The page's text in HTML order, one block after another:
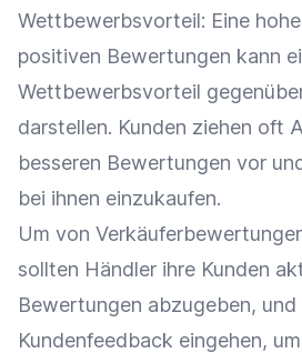
Wettbewerbsvorteil: Eine
positiven Bewertungen kann
Wettbewerbsvorteil
darstellen. Kunden ziehen oft
besseren Bewertungen vor
bei ihnen einzukaufen.
Um von
sollten Händler ihre Kunden
Bewertungen abzugeben, und
Kundenfeedback eingehen,